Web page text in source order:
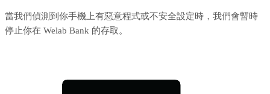
當我們偵測到你手機上有惡意程式或不安全設定時，我們會暫時
停止你在 Welab Bank 的存取。